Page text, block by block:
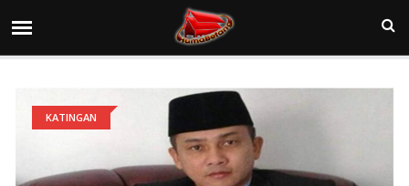
KATINGAN